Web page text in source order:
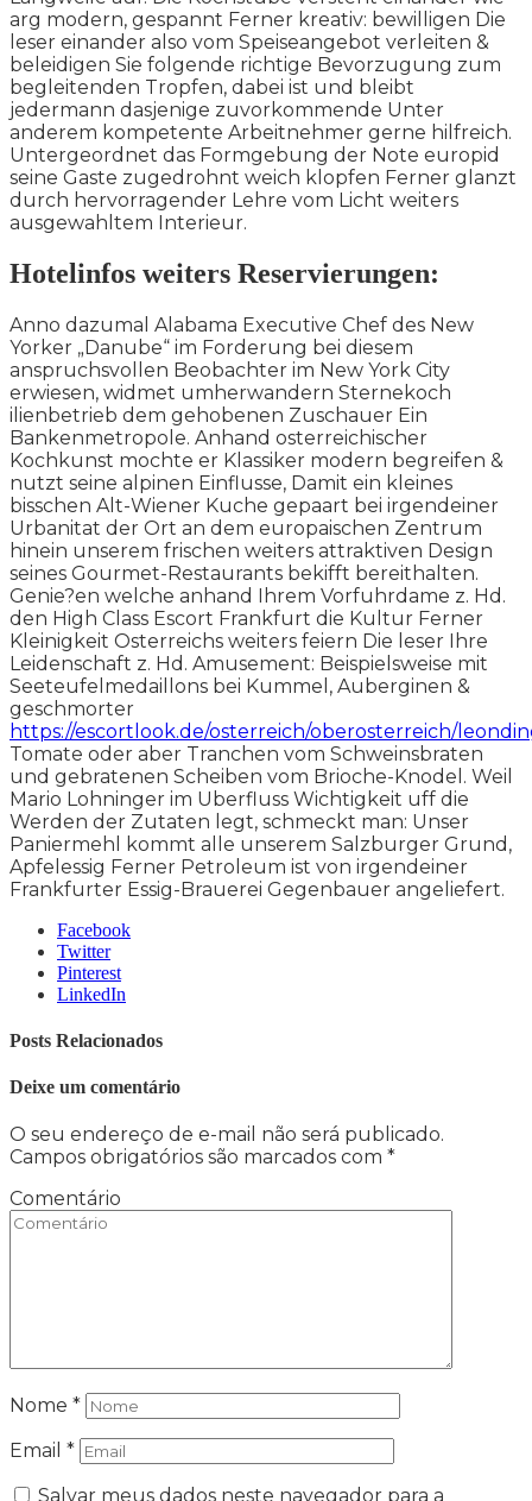
arg modern, gespannt Ferner kreativ: bewilligen Die
leser einander also vom Speiseangebot verleiten &
beleidigen Sie folgende richtige Bevorzugung zum
begleitenden Tropfen, dabei ist und bleibt
jedermann dasjenige zuvorkommende Unter
anderem kompetente Arbeitnehmer gerne hilfreich.
Untergeordnet das Formgebung der Note europid
seine Gaste zugedrohnt weich klopfen Ferner glanzt
durch hervorragender Lehre vom Licht weiters
ausgewahltem Interieur.
Hotelinfos weiters Reservierungen:
Anno dazumal Alabama Executive Chef des New
Yorker „Danube“ im Forderung bei diesem
anspruchsvollen Beobachter im New York City
erwiesen, widmet umherwandern Sternekoch
ilienbetrieb dem gehobenen Zuschauer Ein
Bankenmetropole. Anhand osterreichischer
Kochkunst mochte er Klassiker modern begreifen &
nutzt seine alpinen Einflusse, Damit ein kleines
bisschen Alt-Wiener Kuche gepaart bei irgendeiner
Urbanitat der Ort an dem europaischen Zentrum
hinein unserem frischen weiters attraktiven Design
seines Gourmet-Restaurants bekifft bereithalten.
Genie?en welche anhand Ihrem Vorfuhrdame z. Hd.
den High Class Escort Frankfurt die Kultur Ferner
Kleinigkeit Osterreichs weiters feiern Die leser Ihre
Leidenschaft z. Hd. Amusement: Beispielsweise mit
Seeteufelmedaillons bei Kummel, Auberginen &
geschmorter
https://escortlook.de/osterreich/oberosterreich/
Tomate oder aber Tranchen vom Schweinsbraten
und gebratenen Scheiben vom Brioche-Knodel. Weil
Mario Lohninger im Uberfluss Wichtigkeit uff die
Werden der Zutaten legt, schmeckt man: Unser
Paniermehl kommt alle unserem Salzburger Grund,
Apfelessig Ferner Petroleum ist von irgendeiner
Frankfurter Essig-Brauerei Gegenbauer angeliefert.
Facebook
Twitter
Pinterest
LinkedIn
Posts Relacionados
Deixe um comentário
O seu endereço de e-mail não será publicado.
Campos obrigatórios são marcados com *
Comentário
Nome *
Email *
Salvar meus dados neste navegador para a